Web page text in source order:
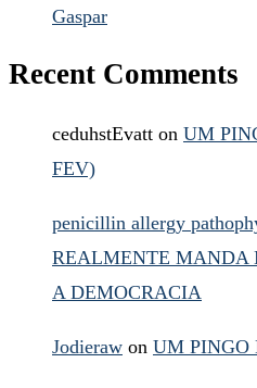
Gaspar
Recent Comments
ceduhstEvatt on UM
FEV)
penicillin allergy
REALMENTE MANDA
A DEMOCRACIA
Jodieraw on UM PINGO